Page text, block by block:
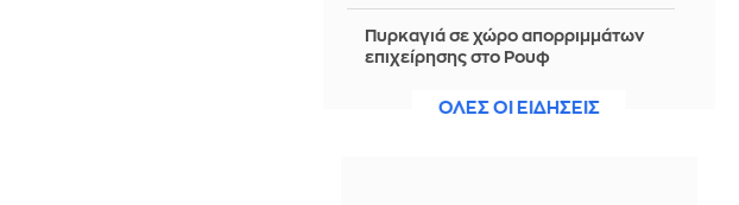
Πυρκαγιά σε χώρο απορριμμάτων
επιχείρησης στο Ρουφ
ΟΛΕΣ ΟΙ ΕΙΔΗΣΕΙΣ